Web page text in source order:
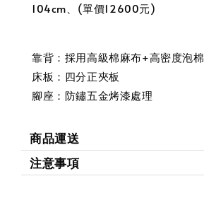
104cm、(單價12600元)
靠背：採用高級棉麻布+高密度泡棉
床板：四分正夾板
腳座：防鏽五金烤漆處理
商品運送
注意事項